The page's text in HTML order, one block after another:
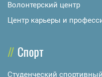
Волонтерский центр
Центр карьеры и
Спорт
Студенческий